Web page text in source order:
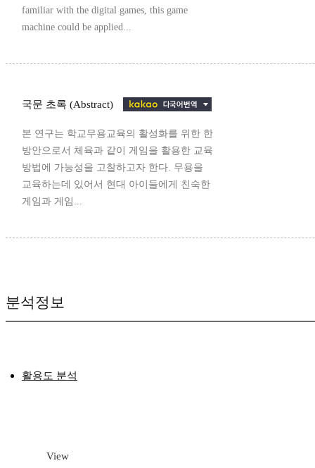
familiar with the digital games, this game
machine could be applied...
국문 초록 (Abstract)
본 연구는 학교무용교육의 활성화를 위한 한
방안으로서 체육과 같이 게임을 활용한 교육
방법에 가능성을 고찰하고자 한다. 무용을
교육하는데 있어서 현대 아이들에게 친숙한
게임과 게임...
분석정보
활용도 분석
View